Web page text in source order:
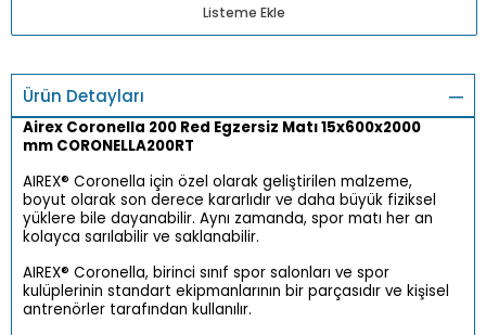
Listeme Ekle
Ürün Detayları
Airex Coronella 200 Red Egzersiz Matı 15x600x2000
mm CORONELLA200RT
AIREX® Coronella için özel olarak geliştirilen malzeme,
boyut olarak son derece kararlıdır ve daha büyük fiziksel
yüklere bile dayanabilir. Aynı zamanda, spor matı her an
kolayca sarılabilir ve saklanabilir.
AIREX® Coronella, birinci sınıf spor salonları ve spor
kulüplerinin standart ekipmanlarının bir parçasıdır ve kişisel
antrenörler tarafından kullanılır.